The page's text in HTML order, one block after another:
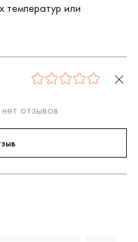
температур или
0
отзывов